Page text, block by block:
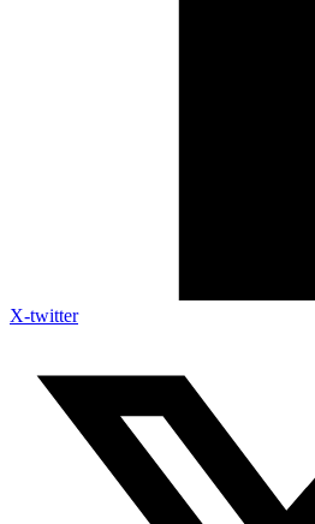
X-twitter